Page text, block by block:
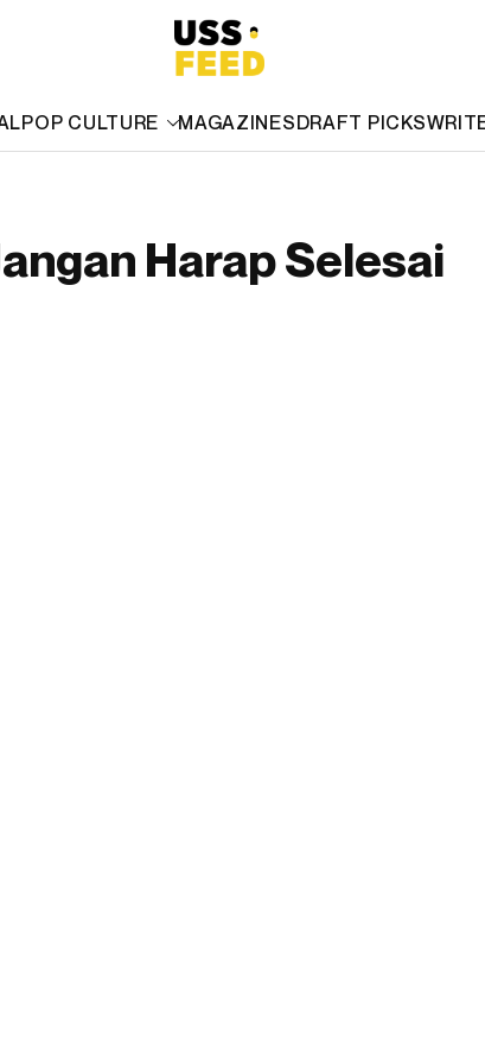
POP CULTURE MAGAZINESDRAFT PICKS
Harap Selesai